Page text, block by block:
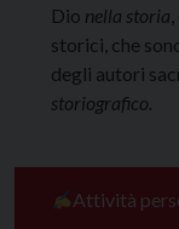
Dio nella storia
storici, che
degli autori
storiografico.
Attività